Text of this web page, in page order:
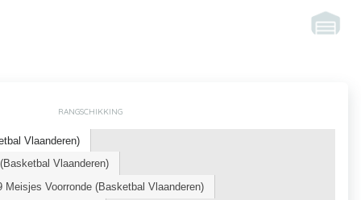
RANGSCHIKKING
Vlaanderen)
Vlaanderen)
Voorronde (Basketbal Vlaanderen)